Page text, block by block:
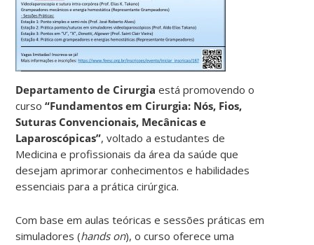
Departamento de Cirurgia está promovendo o
curso“Fundamentos em Cirurgia: Nós, Fios,
Suturas Convencionais, Mecânicas e
Laparoscópicas”, voltado a estudantes de
Medicina e profissionais da área da saúde que
desejam aprimorar conhecimentos e habilidades
essenciais para a prática cirúrgica.
Com base em aulas teóricas e sessões práticas em
simuladores (hands on), o curso oferece uma